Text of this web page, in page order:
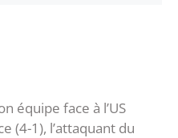
équipe face à l’US
(4-1), l’attaquant du